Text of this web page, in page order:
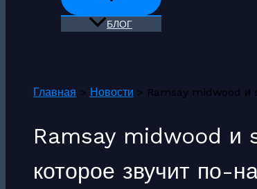
БЛОГ
Главная Новости Ramsay midwood и
Ramsay midwood и
которое звучит по-